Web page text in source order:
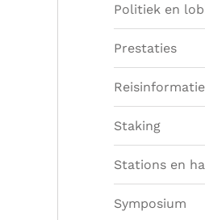
Politiek en
Prestaties
Reisinformatie
Staking
Stations en
Symposium